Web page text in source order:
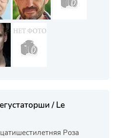
/ Le
Роза